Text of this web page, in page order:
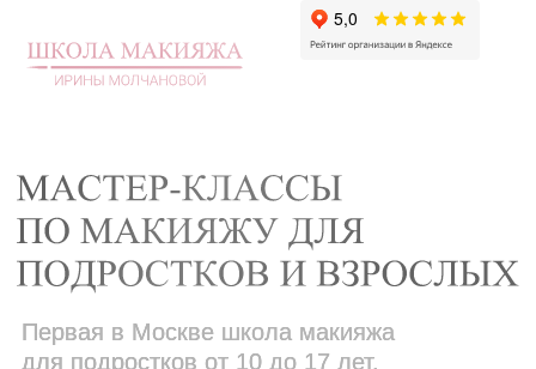
Первая в Москве школа макияжа
для подростков от 10 до 17 лет.
Учим ухаживать за кожей, любить
который вызывает восторг и
уверенность каждый день.